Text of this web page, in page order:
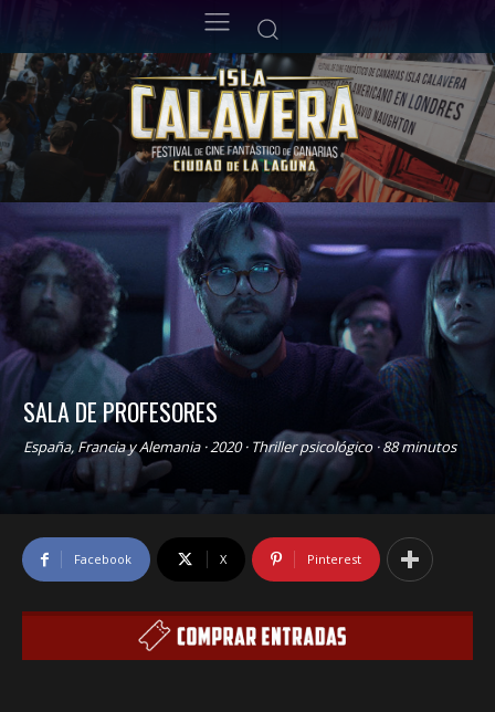
SALA DE PROFESORES
España, Francia y Alemania · 2020 · Thriller psicológico · 88 minutos
Facebook X Pinterest